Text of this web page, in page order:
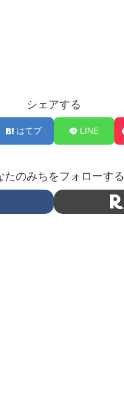
シェアする
はてブ LINE
たのみちをフォローする